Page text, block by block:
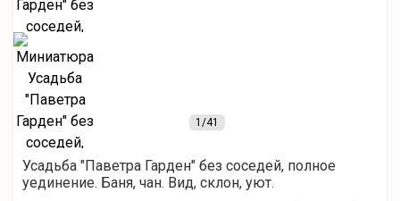
1/41
Усадьба "Паветра Гарден" без соседей, полное
уединение. Баня, чан. Вид, склон, уют.